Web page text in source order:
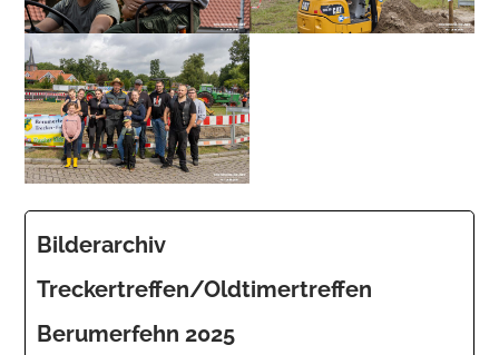
Bilderarchiv
Treckertreffen/Oldtimertreffen
Berumerfehn 2025